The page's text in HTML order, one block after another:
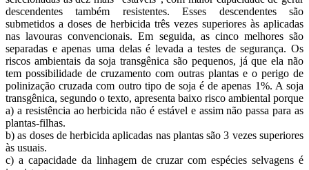
descendentes também resistentes. Esses descendentes são
submetidos a doses de herbicida três vezes superiores às aplicadas
nas lavouras convencionais. Em seguida, as cinco melhores são
separadas e apenas uma delas é levada a testes de segurança. Os
riscos ambientais da soja transgênica são pequenos, já que ela não
tem possibilidade de cruzamento com outras plantas e o perigo de
polinização cruzada com outro tipo de soja é de apenas 1%. A soja
transgênica, segundo o texto, apresenta baixo risco ambiental porque
a) a resistência ao herbicida não é estável e assim não passa para as
plantas-filhas.
b) as doses de herbicida aplicadas nas plantas são 3 vezes superiores
às usuais.
c) a capacidade da linhagem de cruzar com espécies selvagens é